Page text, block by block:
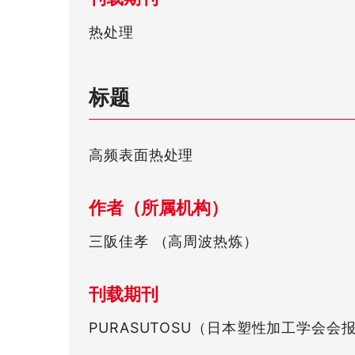
热处理
标题
高频表面热处理
作者（所属机构）
三阪佳孝 （高周波热炼）
刊载期刊
PURASUTOSU（日本塑性加工学会会